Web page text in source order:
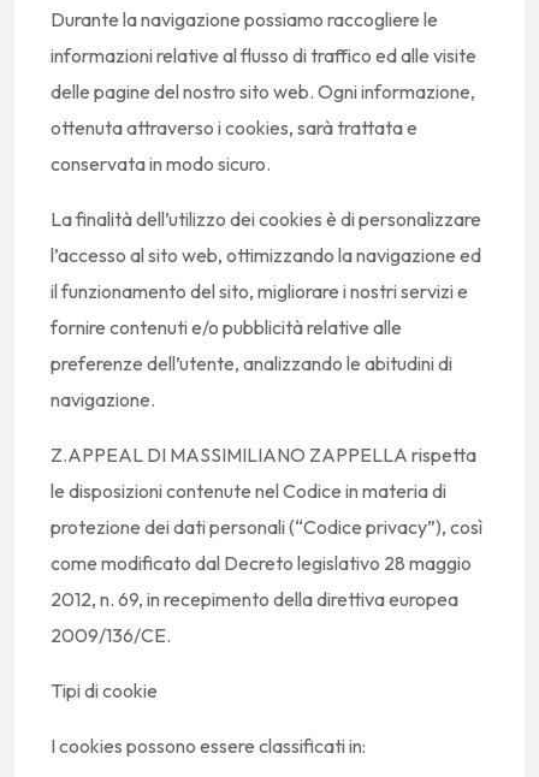
Durante la navigazione possiamo raccogliere le
informazioni relative al flusso di traffico ed alle visite
delle pagine del nostro sito web. Ogni informazione,
ottenuta attraverso i cookies, sarà trattata e
conservata in modo sicuro.
La finalità dell’utilizzo dei cookies è di personalizzare
l’accesso al sito web, ottimizzando la navigazione ed
il funzionamento del sito, migliorare i nostri servizi e
fornire contenuti e/o pubblicità relative alle
preferenze dell’utente, analizzando le abitudini di
navigazione.
Z.APPEAL DI MASSIMILIANO ZAPPELLA rispetta
le disposizioni contenute nel Codice in materia di
protezione dei dati personali (“Codice privacy”), così
come modificato dal Decreto legislativo 28 maggio
2012, n. 69, in recepimento della direttiva europea
2009/136/CE.
Tipi di cookie
I cookies possono essere classificati in: